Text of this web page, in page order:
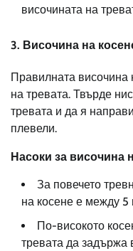
височината на
3. Височина на
Правилната височина
на тревата. Твърде
тревата и да я
плевели.
Насоки за височина
За повечето
на косене е между 5
По-високото
тревата да задържа